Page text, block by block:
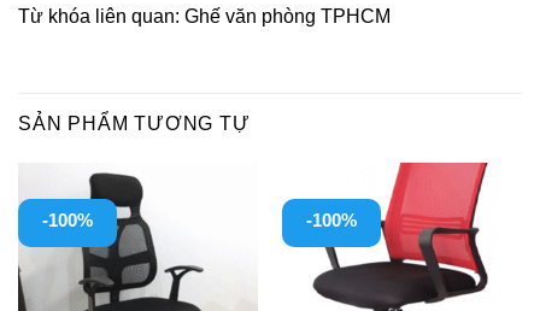
Từ khóa liên quan: Ghế văn phòng TPHCM
SẢN PHẨM TƯƠNG TỰ
-100% -100%